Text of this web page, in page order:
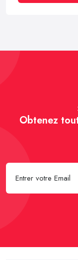
Obtenez